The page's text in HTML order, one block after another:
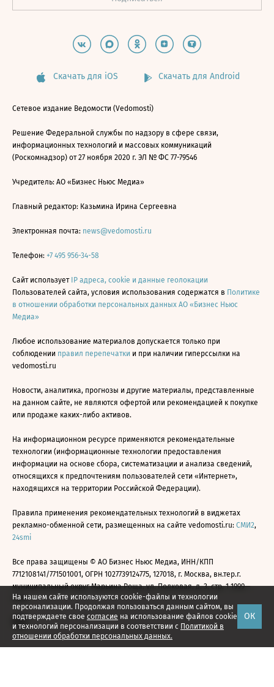
На нашем сайте используются cookie-файлы и технологии
персонализации. Продолжая пользоваться данным сайтом, вы
подтверждаете свое согласие на использование файлов cookie
и технологий персонализации в соответствии с Политикой в
отношении обработки персональных данных.
ОК
Скачать для iOS Скачать для Android
Сетевое издание Ведомости (Vedomosti)
Решение Федеральной службы по надзору в сфере связи,
информационных технологий и массовых коммуникаций
(Роскомнадзор) от 27 ноября 2020 г. ЭЛ № ФС 77-79546
Учредитель: АО «Бизнес Ньюс Медиа»
Главный редактор: Казьмина Ирина Сергеевна
Электронная почта: news@vedomosti.ru
Телефон: +7 495 956-34-58
Сайт использует IP адреса, cookie и данные геолокации
Пользователей сайта, условия использования содержатся в Политике
в отношении обработки персональных данных АО «Бизнес Ньюс
Медиа»
Любое использование материалов допускается только при
соблюдении правил перепечатки и при наличии гиперссылки на
vedomosti.ru
Новости, аналитика, прогнозы и другие материалы, представленные
на данном сайте, не являются офертой или рекомендацией к покупке
или продаже каких-либо активов.
На информационном ресурсе применяются рекомендательные
технологии (информационные технологии предоставления
информации на основе сбора, систематизации и анализа сведений,
относящихся к предпочтениям пользователей сети «Интернет»,
находящихся на территории Российской Федерации).
Правила применения рекомендательных технологий в виджетах
рекламно-обменной сети, размещенных на сайте vedomosti.ru: СМИ2,
24smi
Все права защищены © АО Бизнес Ньюс Медиа, ИНН/КПП
7712108141/771501001, ОГРН 1027739124775, 127018, г. Москва, вн.тер.г.
муниципальный округ Марьина Роща, ул. Полковая, д. 3, стр. 1 1999—
2026